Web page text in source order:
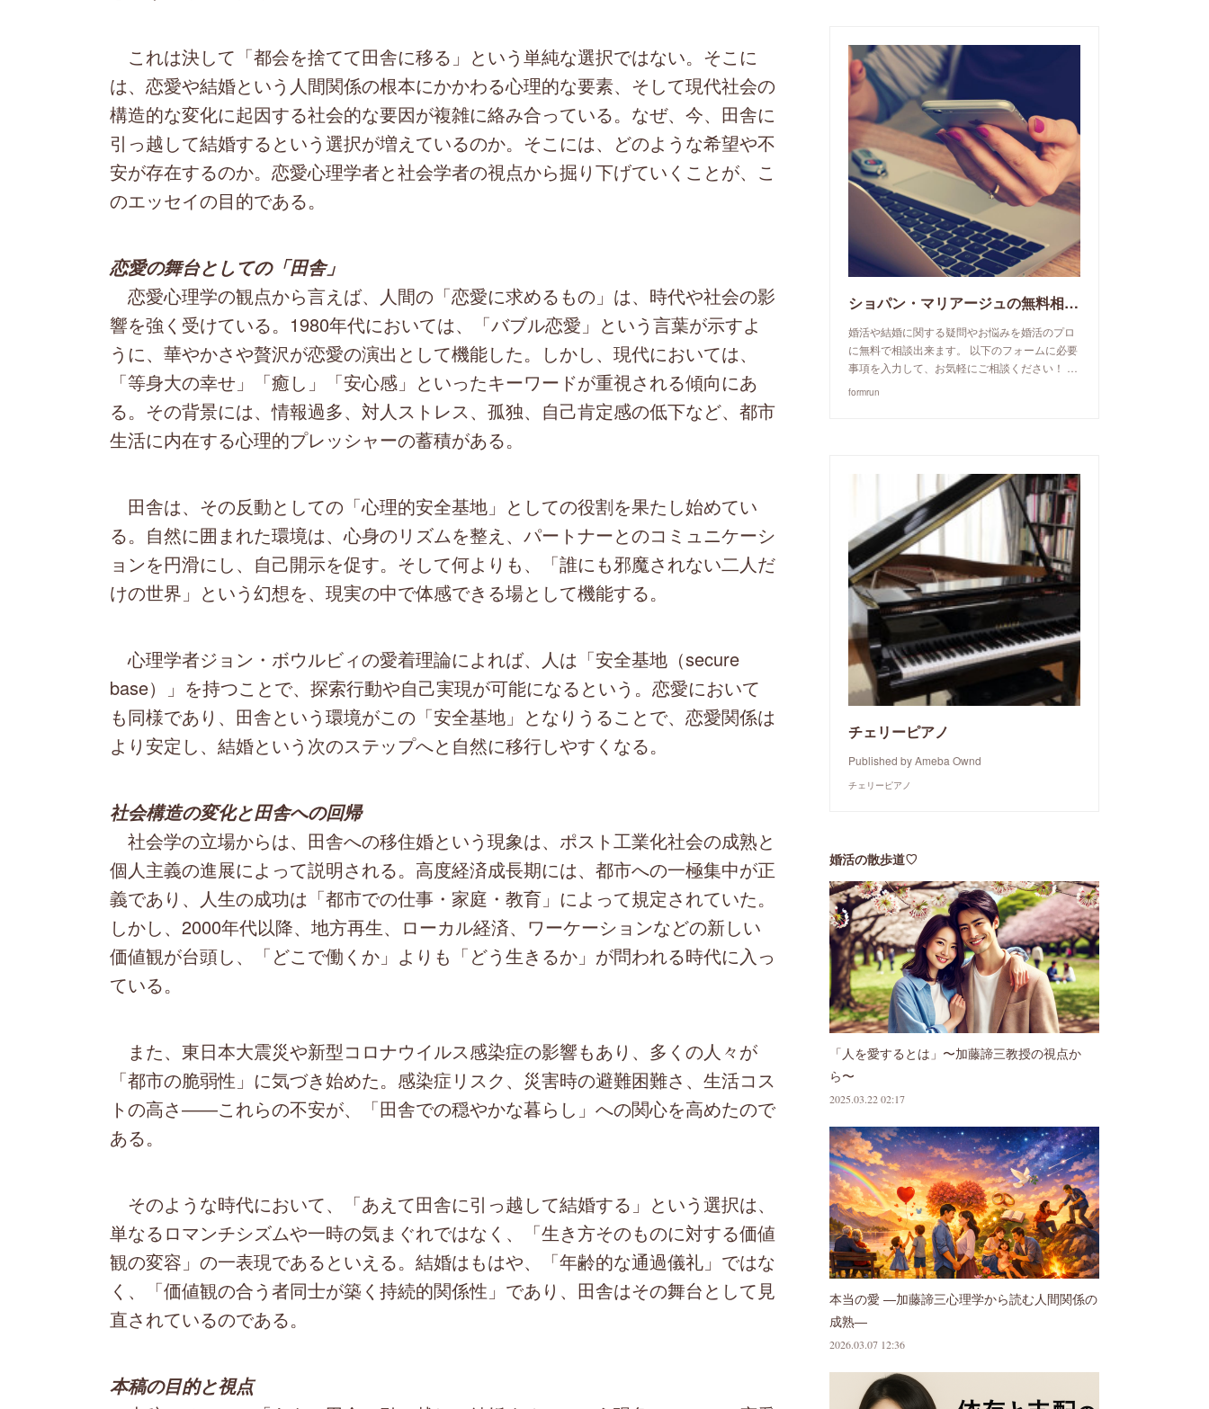
これは決して「都会を捨てて田舎に移る」という単純な選択ではない。そこに
は、恋愛や結婚という人間関係の根本にかかわる心理的な要素、そして現代社会の
構造的な変化に起因する社会的な要因が複雑に絡み合っている。なぜ、今、田舎に
引っ越して結婚するという選択が増えているのか。そこには、どのような希望や不
安が存在するのか。恋愛心理学者と社会学者の視点から掘り下げていくことが、こ
のエッセイの目的である。
恋愛の舞台としての「田舎」
恋愛心理学の観点から言えば、人間の「恋愛に求めるもの」は、時代や社会の影
響を強く受けている。1980年代においては、「バブル恋愛」という言葉が示すよ
うに、華やかさや贅沢が恋愛の演出として機能した。しかし、現代においては、
「等身大の幸せ」「癒し」「安心感」といったキーワードが重視される傾向にあ
る。その背景には、情報過多、対人ストレス、孤独、自己肯定感の低下など、都市
生活に内在する心理的プレッシャーの蓄積がある。
田舎は、その反動としての「心理的安全基地」としての役割を果たし始めてい
る。自然に囲まれた環境は、心身のリズムを整え、パートナーとのコミュニケーシ
ョンを円滑にし、自己開示を促す。そして何よりも、「誰にも邪魔されない二人だ
けの世界」という幻想を、現実の中で体感できる場として機能する。
心理学者ジョン・ボウルビィの愛着理論によれば、人は「安全基地（secure
base）」を持つことで、探索行動や自己実現が可能になるという。恋愛において
も同様であり、田舎という環境がこの「安全基地」となりうることで、恋愛関係は
より安定し、結婚という次のステップへと自然に移行しやすくなる。
社会構造の変化と田舎への回帰
社会学の立場からは、田舎への移住婚という現象は、ポスト工業化社会の成熟と
個人主義の進展によって説明される。高度経済成長期には、都市への一極集中が正
義であり、人生の成功は「都市での仕事・家庭・教育」によって規定されていた。
しかし、2000年代以降、地方再生、ローカル経済、ワーケーションなどの新しい
価値観が台頭し、「どこで働くか」よりも「どう生きるか」が問われる時代に入っ
ている。
また、東日本大震災や新型コロナウイルス感染症の影響もあり、多くの人々が
「都市の脆弱性」に気づき始めた。感染症リスク、災害時の避難困難さ、生活コス
トの高さ――これらの不安が、「田舎での穏やかな暮らし」への関心を高めたので
ある。
そのような時代において、「あえて田舎に引っ越して結婚する」という選択は、
単なるロマンチシズムや一時の気まぐれではなく、「生き方そのものに対する価値
観の変容」の一表現であるといえる。結婚はもはや、「年齢的な通過儀礼」ではな
く、「価値観の合う者同士が築く持続的関係性」であり、田舎はその舞台として見
直されているのである。
本稿の目的と視点
ショパン・マリアージュの無料相談予約申込み
婚活や結婚に関する疑問やお悩みを婚活のプロ
に無料で相談出来ます。 以下のフォームに必要
事項を入力して、お気軽にご相談ください！ …
formrun
チェリーピアノ
Published by Ameba Ownd
チェリーピアノ
婚活の散歩道♡
「人を愛するとは」〜加藤諦三教授の視点か
ら〜
2025.03.22 02:17
本当の愛 ―加藤諦三心理学から読む人間関係の
成熟―
2026.03.07 12:36